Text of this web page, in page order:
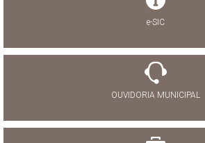
e-SIC
OUVIDORIA MUNICIPAL